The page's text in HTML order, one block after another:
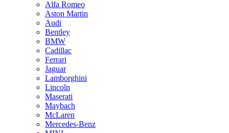
Alfa Romeo
Aston Martin
Audi
Bentley
BMW
Cadillac
Ferrari
Jaguar
Lamborghini
Lincoln
Maserati
Maybach
McLaren
Mercedes-Benz